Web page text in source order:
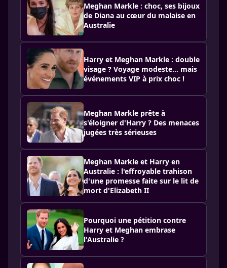
Meghan Markle : choc, ses bijoux
de Diana au cœur du malaise en
Australie
Harry et Meghan Markle : double
visage ? Voyage modeste… mais
événements VIP à prix choc !
Meghan Markle prête à
s'éloigner d'Harry ? Des menaces
jugées très sérieuses
Meghan Markle et Harry en
Australie : l'effroyable trahison
d'une promesse faite sur le lit de
mort d'Elizabeth II
Pourquoi une pétition contre
Harry et Meghan embrase
l'Australie ?